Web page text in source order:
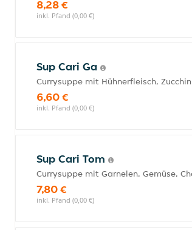
8,28 €
inkl. Pfand (0,00 €)
Sup Cari Ga
Currysuppe mit Hühnerfleisch,
6,60 €
inkl. Pfand (0,00 €)
Sup Cari Tom
Currysuppe mit Garnelen, Gemüse,
7,80 €
inkl. Pfand (0,00 €)